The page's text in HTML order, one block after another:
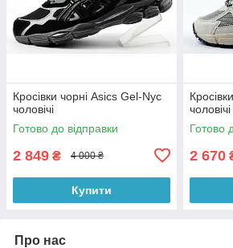
Кросівки чорні Asics Gel-Nyc
чоловічі
Готово до відправки
2 849 ₴ 4 000 ₴
Купити
Готово
2 670
Про нас